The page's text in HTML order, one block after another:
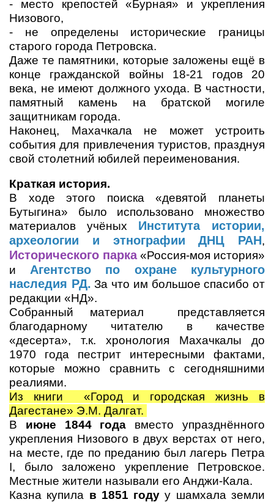
- место крепостей «Бурная» и укрепления
Низового,
- не определены исторические границы
старого города Петровска.
Даже те памятники, которые заложены ещё в
конце гражданской войны 18-21 годов 20
века, не имеют должного ухода. В частности,
памятный камень на братской могиле
защитникам города.
Наконец, Махачкала не может устроить
события для привлечения туристов, празднуя
свой столетний юбилей переименования.
Краткая история.
В ходе этого поиска «девятой планеты
Бутыгина» было использовано множество
материалов учёных Института истории,
археологии и этнографии ДНЦ РАН,
Исторического парка«Россия-моя история»
и Агентство по охране культурного
наследия РД. За что им большое спасибо от
редакции «НД».
Собранный материал представляется
благодарному читателю в качестве
«десерта», т.к. хронология Махачкалы до
1970 года пестрит интересными фактами,
которые можно сравнить с сегодняшними
реалиями.
Из книги «Город и городская жизнь в
Дагестане» Э.М. Далгат.
В июне 1844 года вместо упразднённого
укрепления Низового в двух верстах от него,
на месте, где по преданию был лагерь Петра
I, было заложено укрепление Петровское.
Местные жители называли его Анджи-Кала.
Казна купила в 1851 году у шамхала земли